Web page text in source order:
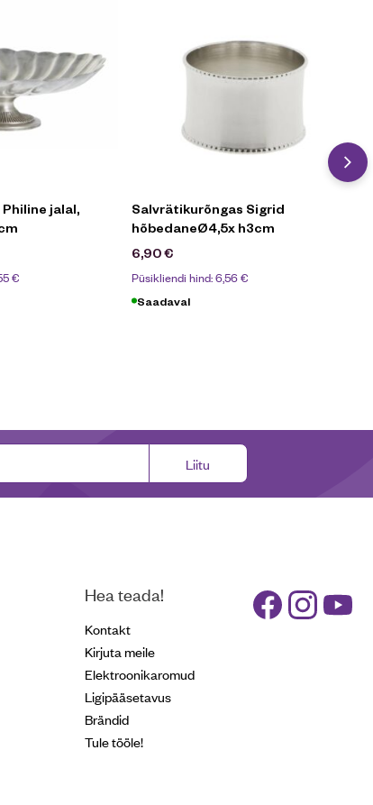
jalal,
€
Salvrätikurõngas Sigrid
hõbedaneØ4,5x h3cm
6,90€
Püsikliendi hind:6,56€
Saadaval
Liitu
Hea teada!
Kontakt
Kirjuta meile
Elektroonikaromud
Ligipääsetavus
Brändid
Tule tööle!